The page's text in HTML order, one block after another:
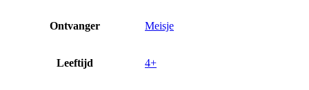
Ontvanger Meisje
Leeftijd 4+